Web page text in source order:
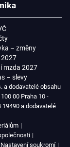
– změny
2027
mzda 2027
– slevy
a dodavatelé obsahu
00 Praha 10 -
19490 a dodavatelé
Nastavení soukromí